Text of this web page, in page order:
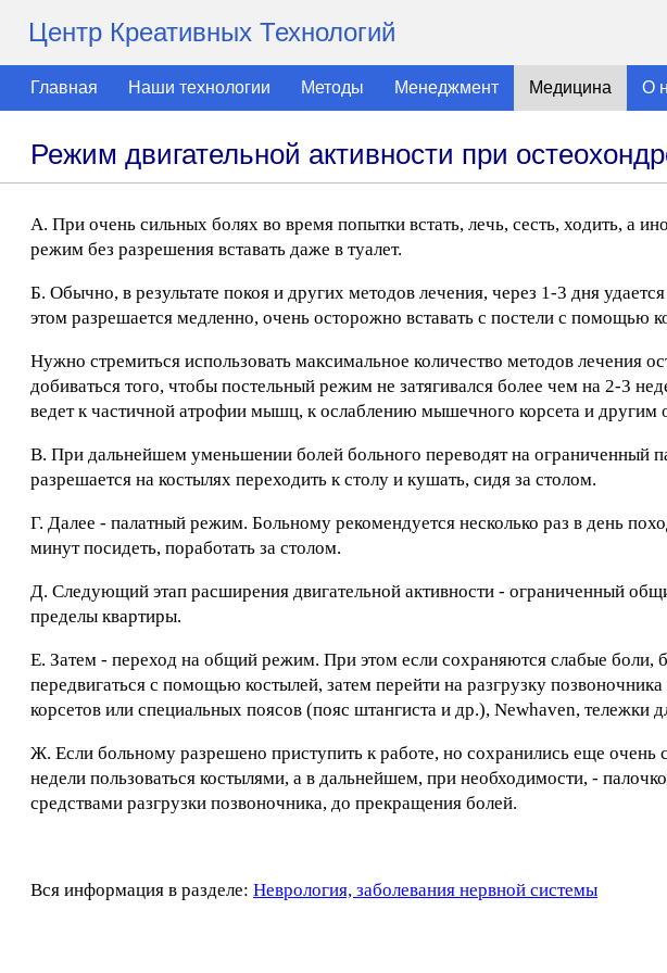
Центр Креативных Технологий
Главная Наши технологии Методы Менеджмент Медицина О
Режим двигательной активности при
A. При очень сильных болях во время попытки встать, лечь, сесть, ходить, а
режим без разрешения вставать даже в туалет.
Б. Обычно, в результате покоя и других методов лечения, через 1-3 дня
этом разрешается медленно, очень осторожно вставать с постели с помощью
Нужно стремиться использовать максимальное количество методов лечения
добиваться того, чтобы постельный режим не затягивался более чем на 2-3
ведет к частичной атрофии мышц, к ослаблению мышечного корсета и другим
B. При дальнейшем уменьшении болей больного переводят на
разрешается на костылях переходить к столу и кушать, сидя за столом.
Г. Далее - палатный режим. Больному рекомендуется несколько раз в день
минут посидеть, поработать за столом.
Д. Следующий этап расширения двигательной активности - ограниченный
пределы квартиры.
Е. Затем - переход на общий режим. При этом если сохраняются слабые боли,
передвигаться с помощью костылей, затем перейти на разгрузку
корсетов или специальных поясов (пояс штангиста и др.), Newhaven, тележки
Ж. Если больному разрешено приступить к работе, но сохранились еще
недели пользоваться костылями, а в дальнейшем, при необходимости, -
средствами разгрузки позвоночника, до прекращения болей.
Вся информация в разделе: Неврология, заболевания нервной системы